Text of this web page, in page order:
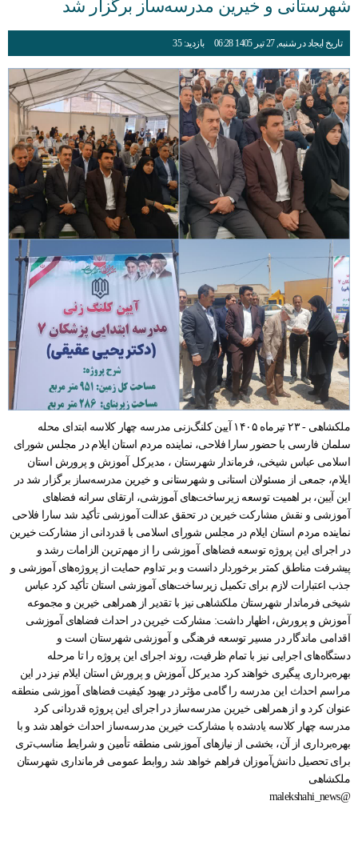
شهرستانی و خیرین مدرسه‌ساز برگزار شد
تاریخ ایجاد در شنبه, 27 تیر 1405 06:28 بازدید: 35
ملکشاهی - ۲۳ تیرماه ۱۴۰۵ آیین کلنگ‌زنی مدرسه چهار کلاسه ابتدای محله
سلمان فارسی با حضور سارا فلاحی، نماینده مردم استان ایلام در مجلس شورای
اسلامی عباس شیخی، فرماندار شهرستان ، مدیرکل آموزش و پرورش استان
ایلام، جمعی از مسئولان استانی و شهرستانی و خیرین مدرسه‌ساز برگزار شد در
این آیین، بر اهمیت توسعه زیرساخت‌های آموزشی، ارتقای سرانه فضاهای
آموزشی و نقش مشارکت خیرین در تحقق عدالت آموزشی تأکید شد سارا فلاحی
نماینده مردم استان ایلام در مجلس شورای اسلامی با قدردانی از مشارکت خیرین
در اجرای این پروژه توسعه فضاهای آموزشی را از مهم‌ترین الزامات رشد و
پیشرفت مناطق کمتر برخوردار دانست و بر تداوم حمایت از پروژه‌های آموزشی و
جذب اعتبارات لازم برای تکمیل زیرساخت‌های آموزشی استان تأکید کرد عباس
شیخی فرماندار شهرستان ملکشاهی نیز با تقدیر از همراهی خیرین و مجموعه
آموزش و پرورش، اظهار داشت: مشارکت خیرین در احداث فضاهای آموزشی
اقدامی ماندگار در مسیر توسعه فرهنگی و آموزشی شهرستان است و
دستگاه‌های اجرایی نیز با تمام ظرفیت، روند اجرای این پروژه را تا مرحله
بهره‌برداری پیگیری خواهند کرد مدیرکل آموزش و پرورش استان ایلام نیز در این
مراسم احداث این مدرسه را گامی مؤثر در بهبود کیفیت فضاهای آموزشی منطقه
عنوان کرد و از همراهی خیرین مدرسه‌ساز در اجرای این پروژه قدردانی کرد
مدرسه چهار کلاسه یادشده با مشارکت خیرین مدرسه‌ساز احداث خواهد شد و با
بهره‌برداری از آن، بخشی از نیازهای آموزشی منطقه تأمین و شرایط مناسب‌تری
برای تحصیل دانش‌آموزان فراهم خواهد شد روابط عمومی فرمانداری شهرستان
ملکشاهی
@malekshahi_news